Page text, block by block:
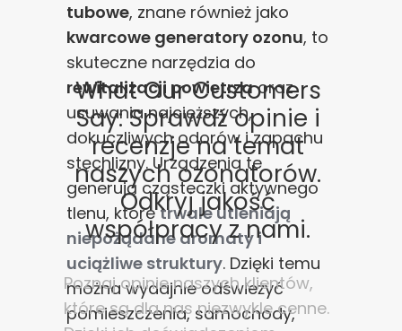
What Our Customers
Say: Sprawdź opinie i
recenzje na temat
naszych ozonatorów.
Odkryj jakość
współpracy z nami.
Poznaj opinie naszych klientów,
które są dla nas niezwykle cenne.
tubowe, znane również jako
kwarcowe generatory ozonu, to
skuteczne narzędzia do
rewitalizacji powietrzaoraz
usuwania najcięższych,
dokuczliwych odorów i zapachu
stęchlizny. Urządzenia te
generują cząsteczki aktywnego
tlenu, któretrwale utleniają
niepożądane aromaty i
uciążliwe struktury. Dzięki temu
można wydajnie odświeżyć
pomieszczenia, samochody,